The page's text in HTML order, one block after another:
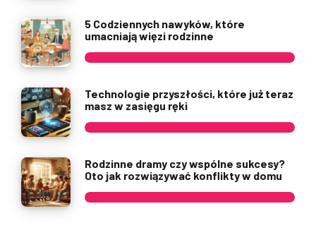
5 Codziennych nawyków, które
umacniają więzi rodzinne
Technologie przyszłości, które już teraz
masz w zasięgu ręki
Rodzinne dramy czy wspólne sukcesy?
Oto jak rozwiązywać konflikty w domu